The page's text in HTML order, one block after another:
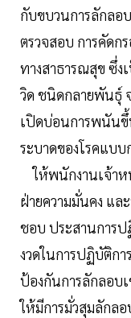
กับขบวนการลักลอ
ตรวจสอบ การคัดก
ทางสาธารณสุข ซึ่ง
วิด ชนิดกลายพันธุ์
เปิดบ่อนการพนัน
ระบาดของโรคแบ
ให้พนักงานเจ้าห
ฝ่ายความมั่นคง แ
ชอบ ประสานการป
งวดในการปฏิบัติก
ป้องกันการลักลอบเ
ให้มีการมั่วสุมลักล